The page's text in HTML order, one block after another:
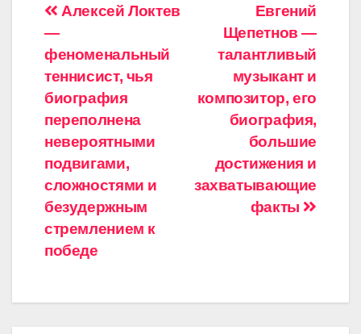
Навигация
по
записям
Евгений
Щепетнов —
талантливый
музыкант и
композитор, его
биография,
большие
достижения и
захватывающие
факты
Алексей Локтев
—
феноменальный
теннисист, чья
биография
переполнена
невероятными
подвигами,
сложностями и
безудержным
стремлением к
победе